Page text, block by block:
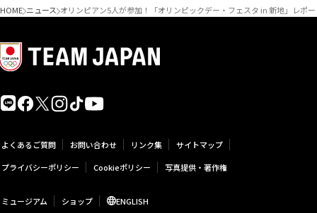
HOME ニュース オリンピアン5人が参加！「オリンピックデー・フェスタ in 新地」レポ
よくあるご質問 お問い合わせ リンク集
サイトマップ
プライバシーポリシー
Cookieポリシー 写真提供・著作権
ミュージアム ショップ ENGLISH